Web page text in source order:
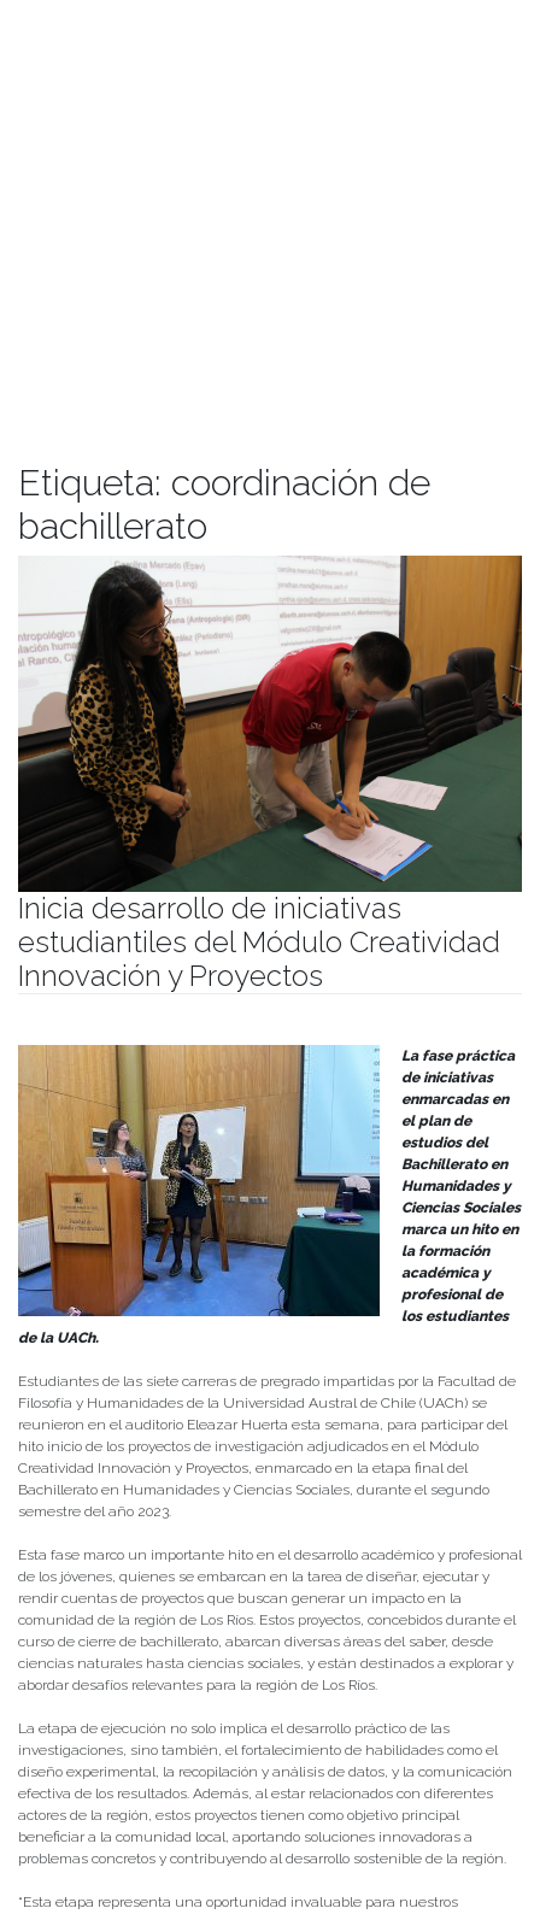
Etiqueta: coordinación de
bachillerato
Inicia desarrollo de iniciativas
estudiantiles del Módulo Creatividad
Innovación y Proyectos
La fase práctica
de iniciativas
enmarcadas en
el plan de
estudios del
Bachillerato en
Humanidades y
Ciencias Sociales
marca un hito en
la formación
académica y
profesional de
los estudiantes
de la UACh.
Estudiantes de las siete carreras de pregrado impartidas por la Facultad de
Filosofía y Humanidades de la Universidad Austral de Chile (UACh) se
reunieron en el auditorio Eleazar Huerta esta semana, para participar del
hito inicio de los proyectos de investigación adjudicados en el Módulo
Creatividad Innovación y Proyectos, enmarcado en la etapa final del
Bachillerato en Humanidades y Ciencias Sociales, durante el segundo
semestre del año 2023.
Esta fase marco un importante hito en el desarrollo académico y profesional
de los jóvenes, quienes se embarcan en la tarea de diseñar, ejecutar y
rendir cuentas de proyectos que buscan generar un impacto en la
comunidad de la región de Los Ríos. Estos proyectos, concebidos durante el
curso de cierre de bachillerato, abarcan diversas áreas del saber, desde
ciencias naturales hasta ciencias sociales, y están destinados a explorar y
abordar desafíos relevantes para la región de Los Ríos.
La etapa de ejecución no solo implica el desarrollo práctico de las
investigaciones, sino también, el fortalecimiento de habilidades como el
diseño experimental, la recopilación y análisis de datos, y la comunicación
efectiva de los resultados. Además, al estar relacionados con diferentes
actores de la región, estos proyectos tienen como objetivo principal
beneficiar a la comunidad local, aportando soluciones innovadoras a
problemas concretos y contribuyendo al desarrollo sostenible de la región.
“Esta etapa representa una oportunidad invaluable para nuestros